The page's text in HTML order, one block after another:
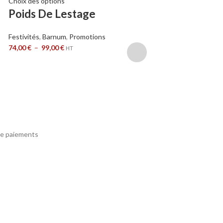
Poids De Lestage
Festivités,Barnum, Promotions
74,00€ – 99,00€ HT
paiements